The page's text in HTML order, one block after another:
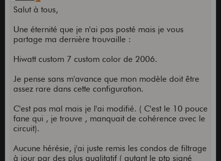
Salut à tous,
Une éternité que je n'ai pas posté mais je vous
partage ma dernière trouvaille :
Hiwatt custom 7 custom color de 2006.
Je pense sans m'avance que mon modèle doit être
assez rare dans cette configuration.
C'est pas mal mais je l'ai modifié. ( C'est le 10 pouce
fane qui , je trouve , manquait de cohérence avec le
circuit).
Aucune hérésie, j'ai juste remis les condos de filtrage
à jour par des plus qualitatif ( autant le ptp signé